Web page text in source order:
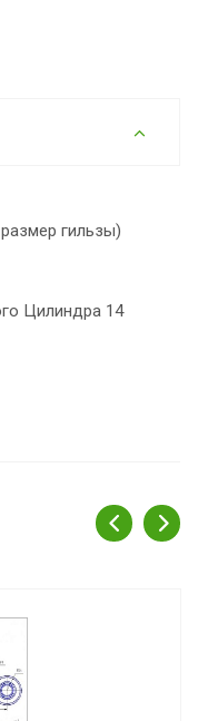
гильзы)
Цилиндра 14